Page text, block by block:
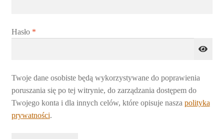
Produkty
menu
potomne
Hasło *Wymagane
Twoje dane osobiste będą wykorzystywane do poprawienia
poruszania się po tej witrynie, do zarządzania dostępem do
Twojego konta i dla innych celów, które opisuje nasza polityka
prywatności.